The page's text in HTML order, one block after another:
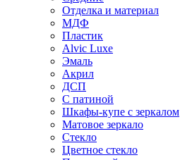
Отделка и материал
МДФ
Пластик
Alvic Luxe
Эмаль
Акрил
ДСП
С патиной
Шкафы-купе с зеркалом
Матовое зеркало
Стекло
Цветное стекло